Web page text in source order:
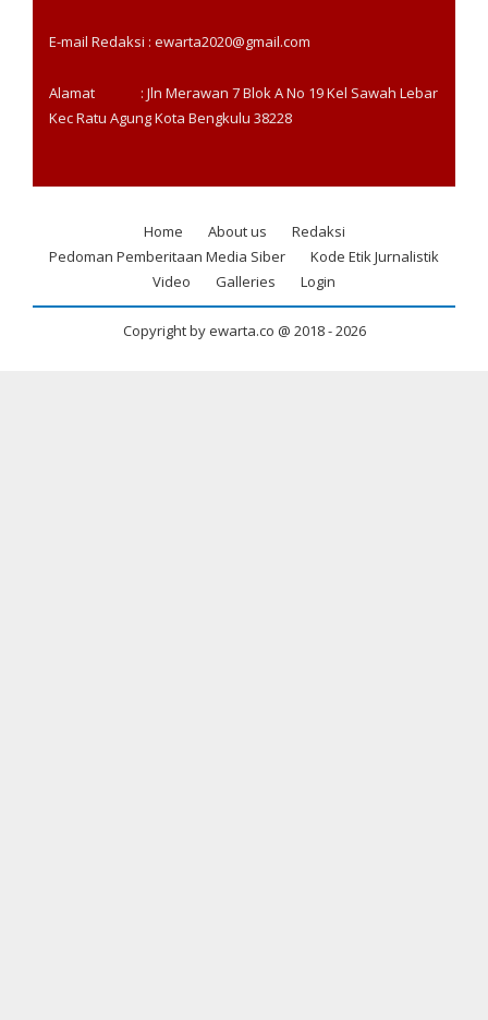
E-mail Redaksi : ewarta2020@gmail.com
Alamat : Jln Merawan 7 Blok A No 19 Kel Sawah Lebar
Kec Ratu Agung Kota Bengkulu 38228
Footer
Home About us
Redaksi
Pedoman Pemberitaan Media Siber
Kode Etik Jurnalistik
Video
Galleries Login
Copyright by ewarta.co @ 2018 -2026